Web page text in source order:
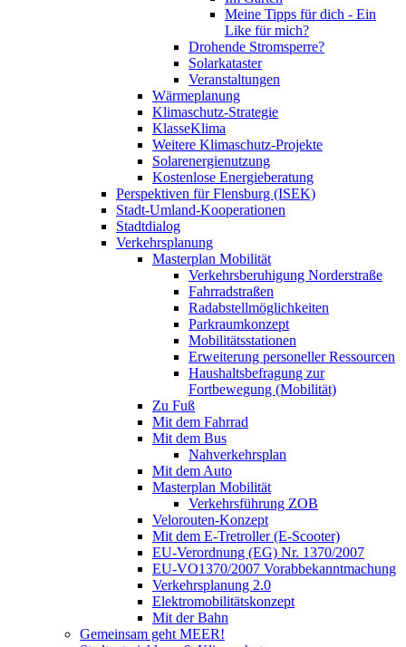
Meine Tipps für dich - Ein
Like für mich?
Drohende Stromsperre?
Solarkataster
Veranstaltungen
Wärmeplanung
Klimaschutz-Strategie
KlasseKlima
Weitere Klimaschutz-Projekte
Solarenergienutzung
Kostenlose Energieberatung
Perspektiven für Flensburg (ISEK)
Stadt-Umland-Kooperationen
Stadtdialog
Verkehrsplanung
Masterplan Mobilität
Verkehrsberuhigung Norderstraße
Fahrradstraßen
Radabstellmöglichkeiten
Parkraumkonzept
Mobilitätsstationen
Erweiterung personeller Ressourcen
Haushaltsbefragung zur
Fortbewegung (Mobilität)
Zu Fuß
Mit dem Fahrrad
Mit dem Bus
Nahverkehrsplan
Mit dem Auto
Masterplan Mobilität
Verkehrsführung ZOB
Velorouten-Konzept
Mit dem E-Tretroller (E-Scooter)
EU-Verordnung (EG) Nr. 1370/2007
EU-VO1370/2007 Vorabbekanntmachung
Verkehrsplanung 2.0
Elektromobilitätskonzept
Mit der Bahn
Gemeinsam geht MEER!